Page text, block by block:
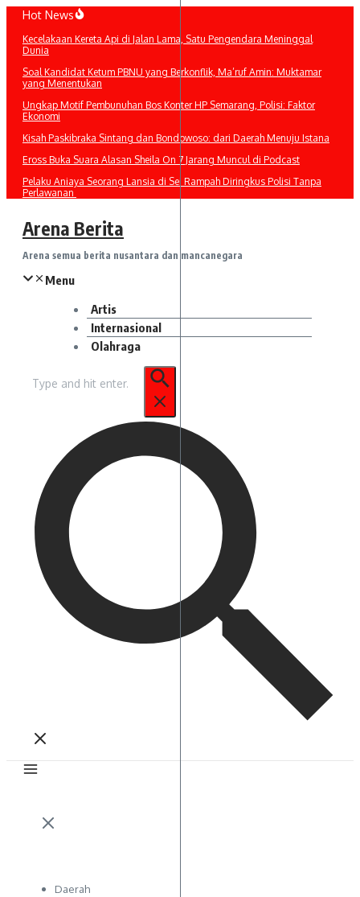
Lewati
konten
Hot News
Kecelakaan Kereta Api di Jalan Lama, Satu Pengendara Meninggal
Dunia
Soal Kandidat Ketum PBNU yang Berkonflik, Ma’ruf Amin: Muktamar
yang Menentukan
Ungkap Motif Pembunuhan Bos Konter HP Semarang, Polisi: Faktor
Ekonomi
Kisah Paskibraka Sintang dan Bondowoso: dari Daerah Menuju Istana
Eross Buka Suara Alasan Sheila On 7 Jarang Muncul di Podcast
Pelaku Aniaya Seorang Lansia di Sei Rampah Diringkus Polisi Tanpa
Perlawanan
Arena Berita
Arena semua berita nusantara dan mancanegara
Menu
Artis
Internasional
Olahraga
untuk:
Daerah